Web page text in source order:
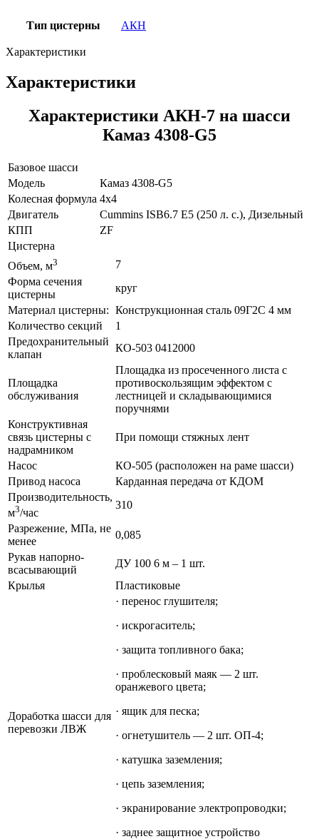
Тип цистерны АКН
Характеристики
Характеристики
Характеристики АКН-7 на шасси
Камаз 4308-G5
Базовое шасси
Модель
Камаз 4308-G5
Колесная формула 4х4
Двигатель
Cummins ISB6.7 E5 (250 л. с.), Дизельный
КПП
ZF
Цистерна
Объем, м3
7
Форма сечения
цистерны
круг
Материал цистерны: Конструкционная сталь 09Г2С 4 мм
Количество секций
1
Предохранительный
клапан
КО-503 0412000
Площадка
обслуживания
Площадка из просеченного листа с
противоскользящим эффектом с
лестницей и складывающимися
поручнями
Конструктивная
связь цистерны с
надрамником
При помощи стяжных лент
Насос
КО-505 (расположен на раме шасси)
Привод насоса
Карданная передача от КДОМ
Производительность,
м3/час
310
Разрежение, МПа, не
менее
0,085
Рукав напорно-
всасывающий
ДУ 100 6 м – 1 шт.
Крылья
Пластиковые
Доработка шасси для
перевозки ЛВЖ
· перенос глушителя;
· искрогаситель;
· защита топливного бака;
· проблесковый маяк — 2 шт.
оранжевого цвета;
· ящик для песка;
· огнетушитель — 2 шт. ОП-4;
· катушка заземления;
· цепь заземления;
· экранирование электропроводки;
· заднее защитное устройство